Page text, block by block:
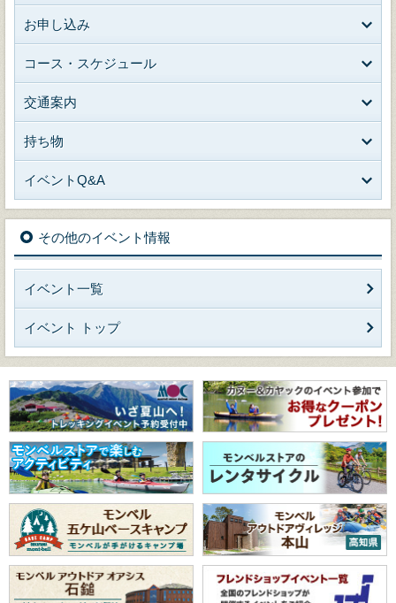
お申し込み
コース・スケジュール
交通案内
持ち物
イベントQ&A
その他のイベント情報
イベント一覧
イベント トップ